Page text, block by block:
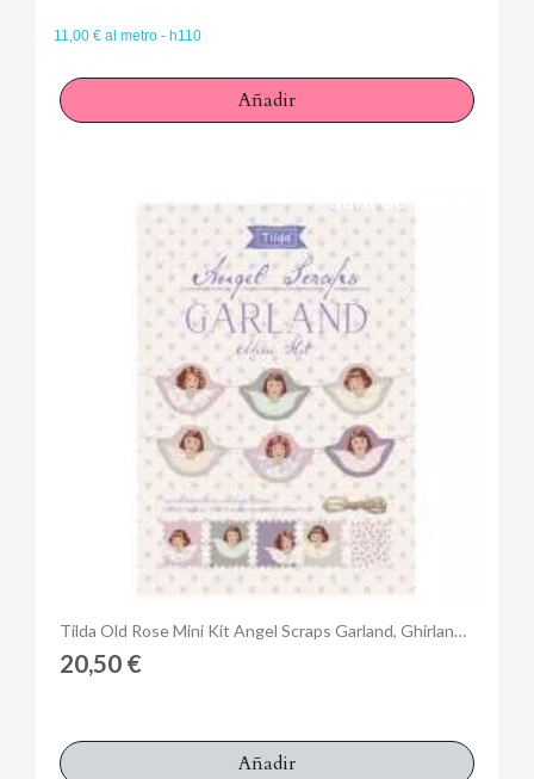
11,00 € al metro - h110
Añadir
Anteprima
Fuera de stock
Tilda Old Rose Mini Kit Angel Scraps Garland, Ghirlanda con Angeli 150 cm
20,50 €
Añadir